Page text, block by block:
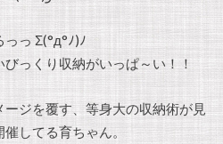
っ Σ(°д°ﾉ)ﾉ
っくり収納がいっぱ～い！！
ジを覆す、等身大の収納術が見
してる育ちゃん。